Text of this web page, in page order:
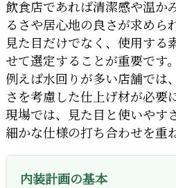
飲食店であれば清潔感や温か
るさや居心地の良さが求めら
見た目だけでなく、使用する
せて選定することが重要です。
例えば水回りが多い店舗では
さを考慮した仕上げ材が必要
現場では、見た目と使いやす
細かな仕様の打ち合わせを重
内装計画の基本